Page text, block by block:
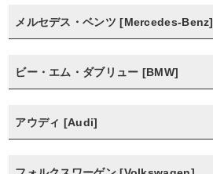
メルセデス・ベンツ [Mercedes-Benz]
ビー・エム・ダブリュー [BMW]
アウディ [Audi]